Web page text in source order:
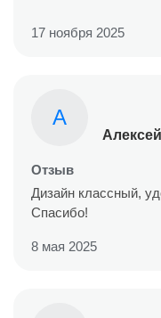
17 ноября 2025
А
Алексей
Отзыв
Дизайн классный,
Спасибо!
8 мая 2025